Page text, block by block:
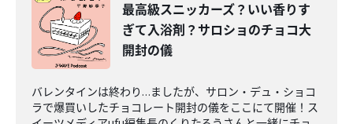
最高級スニッカーズ？いい香りす
ぎて入浴剤？サロショのチョコ大
開封の儀
バレンタインは終わり…ましたが、サロン・デュ・ショコ
ラで爆買いしたチョコレート開封の儀をここにて開催！ス